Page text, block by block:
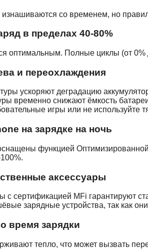
со временем, но
в пределах 40-80%
оптимальным. Полные циклы (от
и переохлаждения
ускоряют деградацию
временно снижают ёмкость
игры или не
на зарядке на ночь
функцией Оптимизированной
аксессуары
с сертификацией MFi гарантируют
зарядные устройства, так как
время зарядки
тепло, что может вызвать